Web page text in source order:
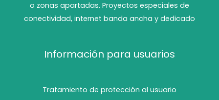
o zonas apartadas. Proyectos especiales de
conectividad, internet banda ancha y dedicado
Información para usuarios
Tratamiento de protección al usuario